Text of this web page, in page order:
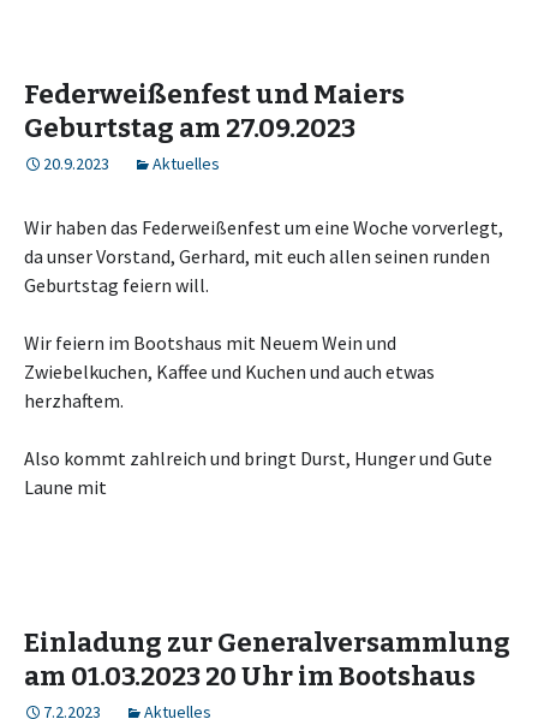
Federweißenfest und Maiers
Geburtstag am 27.09.2023
20.9.2023 Aktuelles
Wir haben das Federweißenfest um eine Woche vorverlegt,
da unser Vorstand, Gerhard, mit euch allen seinen runden
Geburtstag feiern will.
Wir feiern im Bootshaus mit Neuem Wein und
Zwiebelkuchen, Kaffee und Kuchen und auch etwas
herzhaftem.
Also kommt zahlreich und bringt Durst, Hunger und Gute
Laune mit
Einladung zur Generalversammlung
am 01.03.2023 20 Uhr im Bootshaus
7.2.2023 Aktuelles